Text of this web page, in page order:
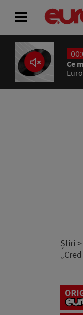
Ce
Știri >
ACASĂ
ȘTIRI